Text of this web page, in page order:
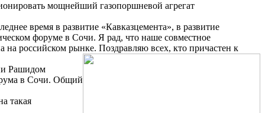
мощнейший газопоршневой агрегат
время в развитие «Кавказцемента», в развитие
форуме в Сочи. Я рад, что наше совместное
на российском рынке. Поздравляю всех, кто причастен к
Рашидом
в Сочи. Общий
такая